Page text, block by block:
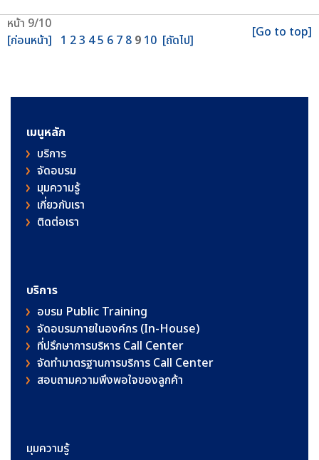
หน้า 9/10
[ก่อนหน้า] 1 23 45 6 7 8 9 10 [ถัดไป] [Go to top]
เมนูหลัก
บริการ
จัดอบรม
มุมความรู้
เกี่ยวกับเรา
ติดต่อเรา
บริการ
อบรม Public Training
จัดอบรมภายในองค์กร (In-House)
ที่ปรึกษาการบริหาร Call Center
จัดทำมาตรฐานการบริการ Call Center
สอบถามความพึงพอใจของลูกค้า
มุมความรู้